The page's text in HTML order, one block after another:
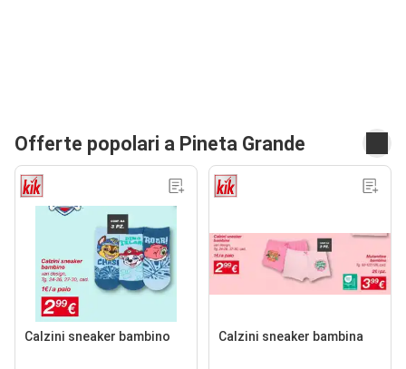
Offerte popolari a Pineta Grande
Calzini sneaker bambino Calzini sneaker bambina